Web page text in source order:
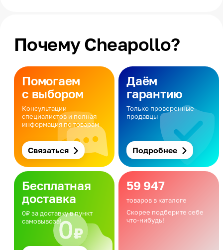
Почему Cheapollo?
Помогаем
с выбором
Консультации
специалистов и полная
информация по товарам
Связаться
Даём
гарантию
Только проверенные
продавцы
Подробнее
Бесплатная
доставка
0₽ за доставку в пункт
самовывоза!
59 947
товаров в каталоге
Скорее подберите себе
что-нибудь!